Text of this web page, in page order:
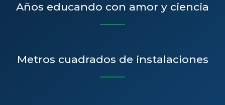
Años educando con amor y ciencia
Metros cuadrados de instalaciones